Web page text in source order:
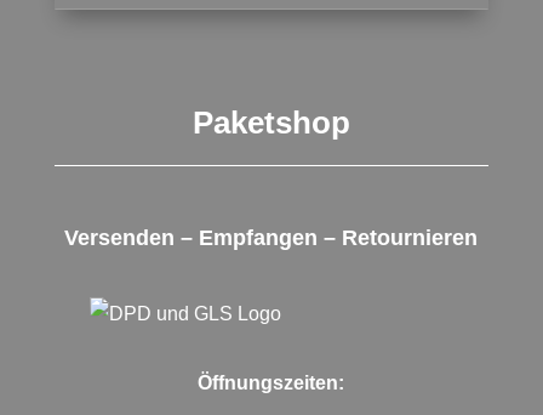
Paketshop
Versenden – Empfangen – Retournieren
Öffnungszeiten: